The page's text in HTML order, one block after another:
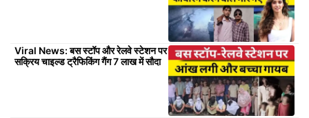
Viral News: बस स्टॉप और रेलवे स्टेशन पर
सक्रिय चाइल्ड ट्रैफिकिंग गैंग 7 लाख में सौदा